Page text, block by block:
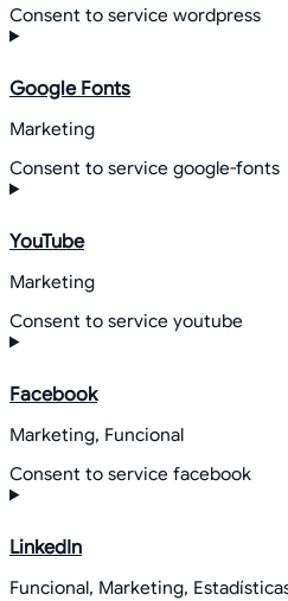
Consent to service wordpress
Google Fonts
Marketing
Consent to service google-fonts
YouTube
Marketing
Consent to service youtube
Facebook
Marketing, Funcional
Consent to service facebook
LinkedIn
Funcional, Marketing,